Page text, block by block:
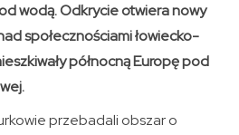
wodą. Odkrycie otwiera nowy
społecznościami łowiecko-
północną Europę pod
przebadali obszar o